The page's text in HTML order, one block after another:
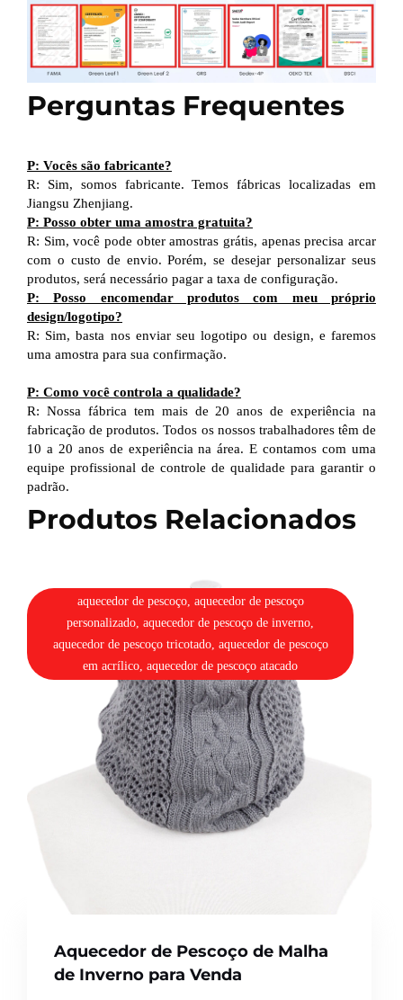
Perguntas Frequentes
P: Vocês são fabricante?
R: Sim, somos fabricante. Temos fábricas localizadas em
Jiangsu Zhenjiang.
P: Posso obter uma amostra gratuita?
R: Sim, você pode obter amostras grátis, apenas precisa arcar
com o custo de envio. Porém, se desejar personalizar seus
produtos, será necessário pagar a taxa de configuração.
P: Posso encomendar produtos com meu próprio
design/logotipo?
R: Sim, basta nos enviar seu logotipo ou design, e faremos
uma amostra para sua confirmação.
P: Como você controla a qualidade?
R: Nossa fábrica tem mais de 20 anos de experiência na
fabricação de produtos. Todos os nossos trabalhadores têm de
10 a 20 anos de experiência na área. E contamos com uma
equipe profissional de controle de qualidade para garantir o
padrão.
Produtos Relacionados
aquecedor de pescoço, aquecedor de pescoço
personalizado, aquecedor de pescoço de inverno,
aquecedor de pescoço tricotado, aquecedor de pescoço
em acrílico, aquecedor de pescoço atacado
Aquecedor de Pescoço de Malha
de Inverno para Venda